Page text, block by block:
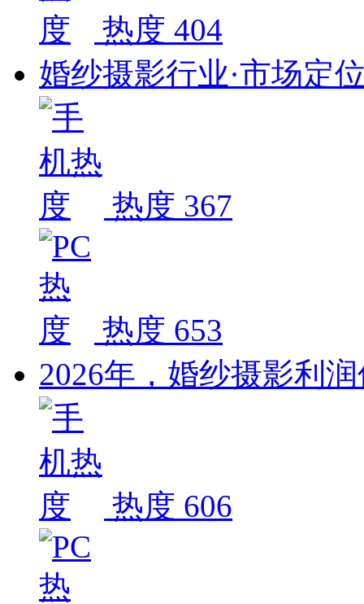
热度 404
婚纱摄影行业·市场定
热度 367
热度 653
2026年，婚纱摄影利
热度 606